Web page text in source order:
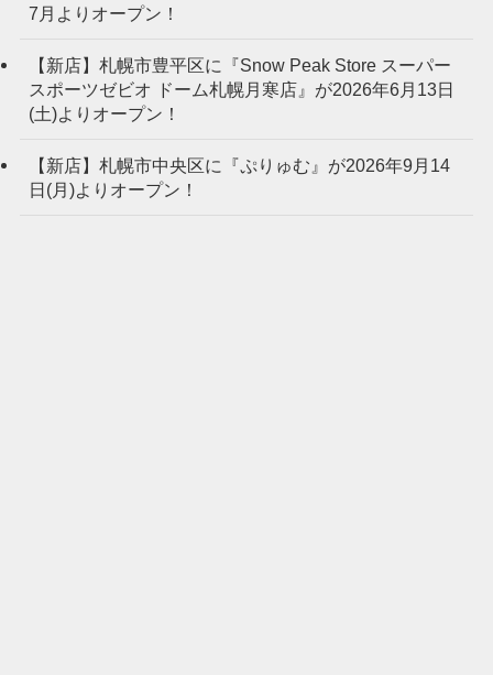
7月よりオープン！
【新店】札幌市豊平区に『Snow Peak Store スーパー
スポーツゼビオ ドーム札幌月寒店』が2026年6月13日
(土)よりオープン！
【新店】札幌市中央区に『ぷりゅむ』が2026年9月14
日(月)よりオープン！